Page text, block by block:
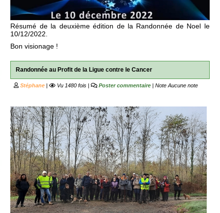
Résumé de la deuxième édition de la Randonnée de Noel le
10/12/2022.
Bon visionage !
Randonnée au Profit de la Ligue contre le Cancer
Stéphane | Vu 1480 fois | Poster commentaire | NoteAucune note